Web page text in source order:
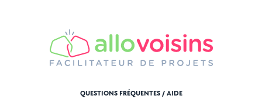
QUESTIONS FRÉQUENTES / AIDE